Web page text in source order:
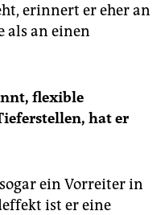
erinnert er eher an
als an einen
flexible
hat er
ein Vorreiter in
ist er eine